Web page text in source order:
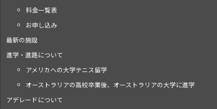
料金一覧表
お申し込み
最新の施設
進学・進路について
アメリカへの大学テニス留学
オーストラリアの高校卒業後、オーストラリアの大学に進学
アデレードについて